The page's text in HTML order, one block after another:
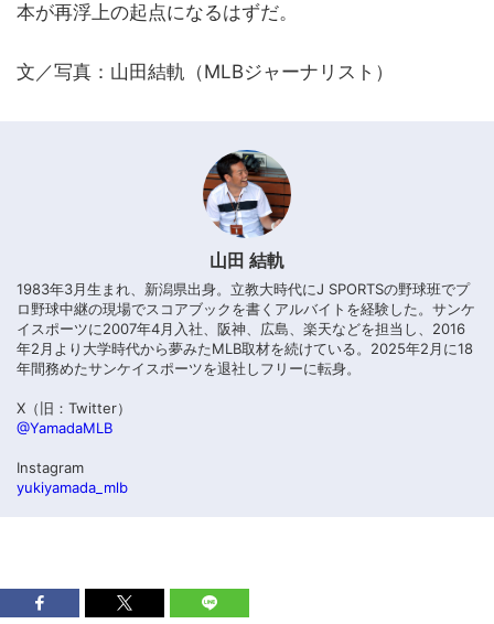
本が再浮上の起点になるはずだ。
文／写真：山田結軌（MLBジャーナリスト）
山田 結軌
1983年3月生まれ、新潟県出身。立教大時代にJ SPORTSの野球班でプ
ロ野球中継の現場でスコアブックを書くアルバイトを経験した。サンケ
イスポーツに2007年4月入社、阪神、広島、楽天などを担当し、2016
年2月より大学時代から夢みたMLB取材を続けている。2025年2月に18
年間務めたサンケイスポーツを退社しフリーに転身。
X（旧：Twitter）
@YamadaMLB
Instagram
yukiyamada_mlb